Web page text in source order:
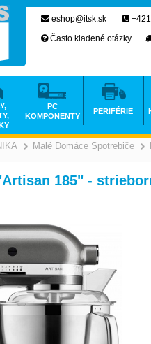
>
Malé Domáce Spotrebiče
185" -
eshop@itsk.sk
Často kladené otázky
PC
KOMPONENTY
PERIFÉRIE